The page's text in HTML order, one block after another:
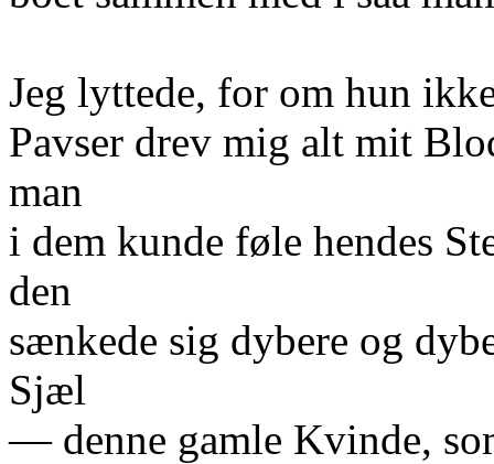
Jeg lyttede, for om hun
Pavser drev mig alt mit
man
i dem kunde føle hendes
den
sænkede sig dybere og
Sjæl
— denne gamle Kvinde,